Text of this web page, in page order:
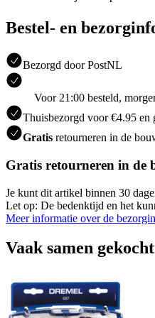
Bestel- en
Bezorgd door PostNL
Voor 21:00 besteld,
Thuisbezorgd voor €4.95 en
Gratis retourneren in de
Gratis retourneren in de
Je kunt dit artikel binnen 30
Let op: De bedenktijd en het
Meer informatie over de
Vaak samen gekocht